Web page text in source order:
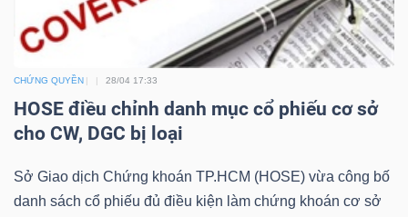
CHỨNG QUYỀN 28/04 17:33
HOSE điều chỉnh danh mục cổ phiếu cơ sở
cho CW, DGC bị loại
Sở Giao dịch Chứng khoán TP.HCM (HOSE) vừa công bố
danh sách cổ phiếu đủ điều kiện làm chứng khoán cơ sở
CỔ
PHIẾU
PHÁI